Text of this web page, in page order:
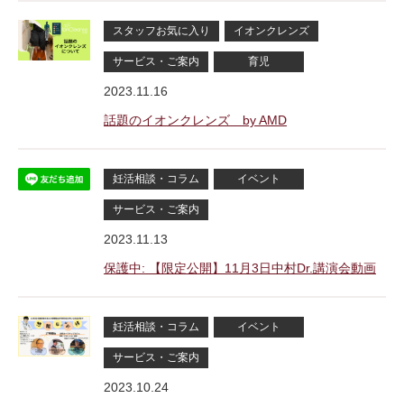
スタッフお気に入り イオンクレンズ
サービス・ご案内 育児
2023.11.16
話題のイオンクレンズ by AMD
妊活相談・コラム イベント
サービス・ご案内
2023.11.13
保護中: 【限定公開】11月3日中村Dr.講演会動画
妊活相談・コラム イベント
サービス・ご案内
2023.10.24